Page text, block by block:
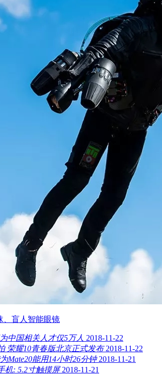
、盲人智能眼镜
中国相关人才仅5万人 2018-11-22
荣耀10青春版北京正式发布 2018-11-22
Mate20能用14小时26分钟 2018-11-21
机: 5.2寸触摸屏 2018-11-21